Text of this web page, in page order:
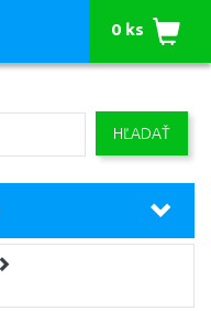
HĽADAŤ
0 ks